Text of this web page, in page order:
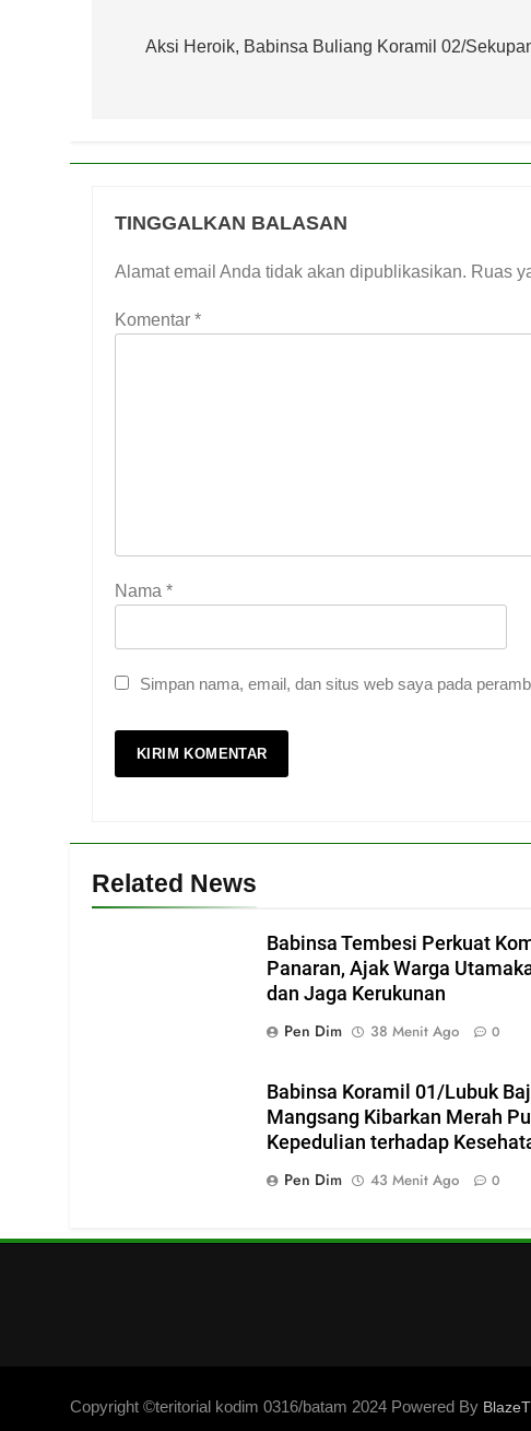
posAksi Heroik, Babinsa Buliang Koramil 02/
TINGGALKAN BALASAN
Alamat email Anda tidak akan dipublikasikan. Ruas
Komentar *
Nama *
Simpan nama, email, dan situs web saya pada
Related News
Babinsa Tembesi Perkuat
Panaran, Ajak Warga
dan Jaga Kerukunan
Pen Dim
38 Menit Ago 0
Babinsa Koramil 01/Lubuk
Mangsang Kibarkan Merah
Kepedulian terhadap
Pen Dim
43 Menit Ago 0
Copyright ©teritorial kodim 0316/batam 2024 Powered By